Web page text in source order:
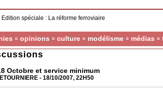
Edition spéciale : La réforme ferroviaire
opinions culture modélisme médias
Octobre et service minimum
- 18/10/2007, 22H50